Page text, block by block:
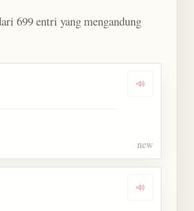
699 entri yang mengandung
Dengarkan
new
Dengarkan